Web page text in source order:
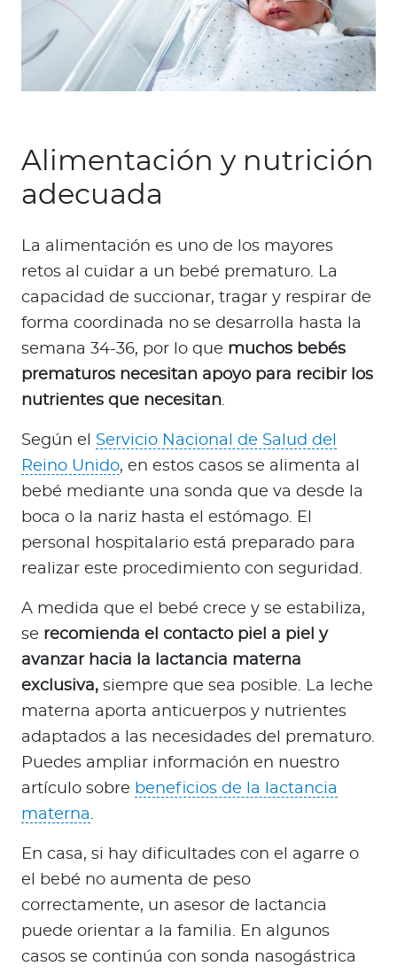
Alimentación y nutrición
adecuada
La alimentación es uno de los mayores
retos al cuidar a un bebé prematuro. La
capacidad de succionar, tragar y respirar de
forma coordinada no se desarrolla hasta la
semana 34-36, por lo que muchos bebés
prematuros necesitan apoyo para recibir los
nutrientes que necesitan.
Según el Servicio Nacional de Salud del
Reino Unido, en estos casos se alimenta al
bebé mediante una sonda que va desde la
boca o la nariz hasta el estómago. El
personal hospitalario está preparado para
realizar este procedimiento con seguridad.
A medida que el bebé crece y se estabiliza,
se recomienda el contacto piel a piel y
avanzar hacia la lactancia materna
exclusiva, siempre que sea posible. La leche
materna aporta anticuerpos y nutrientes
adaptados a las necesidades del prematuro.
Puedes ampliar información en nuestro
artículo sobre beneficios de la lactancia
materna.
En casa, si hay dificultades con el agarre o
el bebé no aumenta de peso
correctamente, un asesor de lactancia
puede orientar a la familia. En algunos
casos se continúa con sonda nasogástrica